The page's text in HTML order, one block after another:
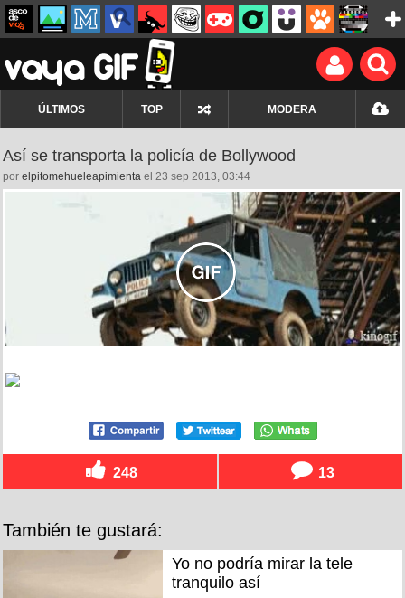
ÚLTIMOS TOP MODERA
Así se transporta la policía de Bollywood
por elpitomehueleapimienta el 23 sep 2013, 03:44
248 13
También te gustará:
Yo no podría mirar la tele
tranquilo así